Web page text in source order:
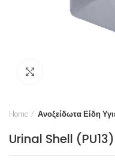
Home Ανοξείδωτα Είδη
Urinal Shell (PU13)